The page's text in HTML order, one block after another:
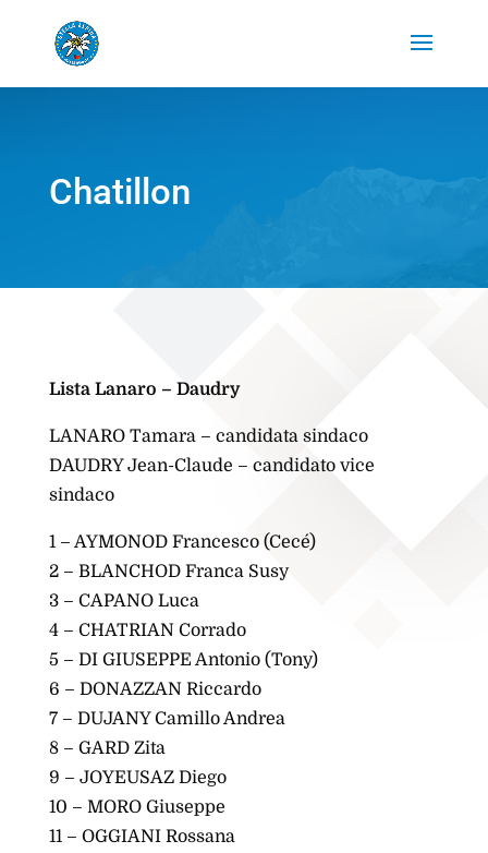
Chatillon
Lista Lanaro – Daudry
LANARO Tamara – candidata sindaco
DAUDRY Jean-Claude – candidato vice
sindaco
1 – AYMONOD Francesco (Cecé)
2 – BLANCHOD Franca Susy
3 – CAPANO Luca
4 – CHATRIAN Corrado
5 – DI GIUSEPPE Antonio (Tony)
6 – DONAZZAN Riccardo
7 – DUJANY Camillo Andrea
8 – GARD Zita
9 – JOYEUSAZ Diego
10 – MORO Giuseppe
11 – OGGIANI Rossana